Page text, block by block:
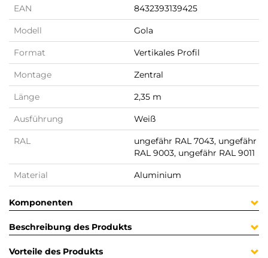
EAN 8432393139425
Modell Gola
Format Vertikales Profil
Montage Zentral
Länge 2,35 m
Ausführung Weiß
RAL
ungefähr RAL 7043, ungefähr
RAL 9003, ungefähr RAL 9011
Material Aluminium
Komponenten
Beschreibung des Produkts
Vorteile des Produkts